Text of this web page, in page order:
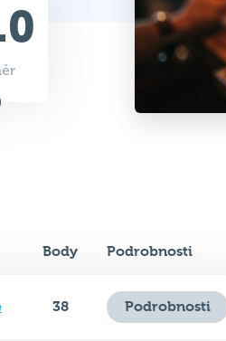
Body Podrobnosti
38 Podrobnosti